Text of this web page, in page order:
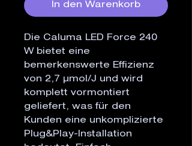
In den Warenkorb
Die Caluma LED Force 240
W bietet eine
bemerkenswerte Effizienz
von 2,7 µmol/J und wird
komplett vormontiert
geliefert, was für den
Kunden eine unkomplizierte
Plug&Play-Installation